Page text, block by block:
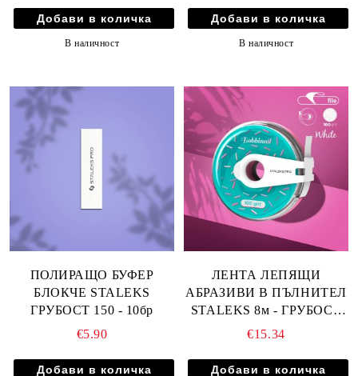
В наличност В наличност
ПОЛИРАЩО БУФЕР
БЛОКЧЕ STALEKS
ГРУБОСТ 150 - 10бр
€5.90
ЛЕНТА ЛЕПЯЩИ
АБРАЗИВИ В ПЪЛНИТЕЛ
STALEKS 8м - ГРУБОСТ
240 - AT-240W
€15.34